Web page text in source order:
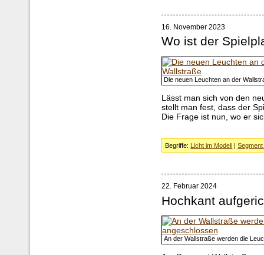
16. November 2023
Wo ist der
Die neuen Leuchten an der
Lässt man sich von den
stellt man fest, dass der
Die Frage ist nun, wo er
Begriffe: Licht im Modell |
22. Februar 2024
Hochkant
An der Wallstraße werden die